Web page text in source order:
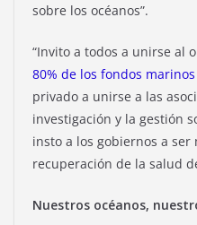
sobre los océanos”.
“Invito a todos a unirse al
80% de los fondos marinos
privado a unirse a las
investigación y la gestión
insto a los gobiernos a ser
recuperación de la salud
Nuestros océanos,